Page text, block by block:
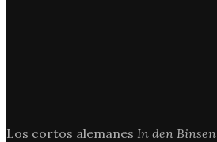
Los cortos alemanes In den Binsen